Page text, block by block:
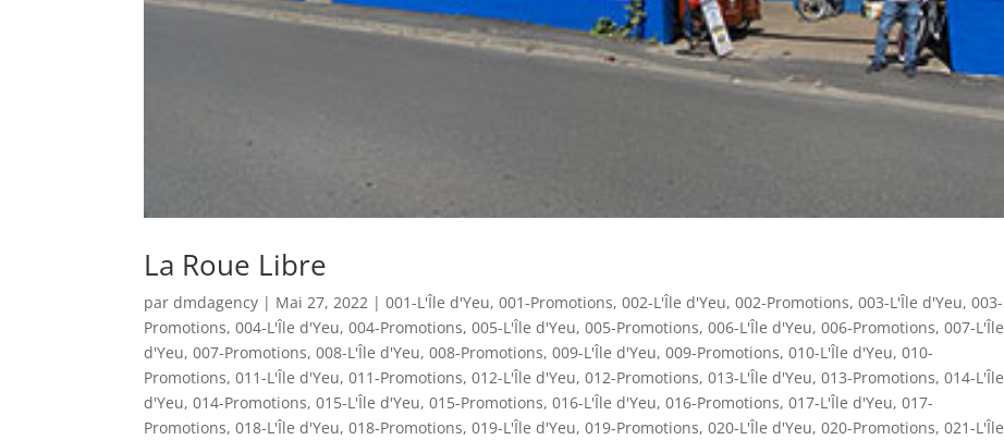
La Roue Libre
par dmdagency | Mai 27, 2022 | 001-L'Île d'Yeu, 001-Promotions, 002-L'Île d'Yeu, 002-Promotions, 003-L'Île d'Yeu, 003-
Promotions, 004-L'Île d'Yeu, 004-Promotions, 005-L'Île d'Yeu, 005-Promotions, 006-L'Île d'Yeu, 006-Promotions, 007-L'Île
d'Yeu, 007-Promotions, 008-L'Île d'Yeu, 008-Promotions, 009-L'Île d'Yeu, 009-Promotions, 010-L'Île d'Yeu, 010-
Promotions, 011-L'Île d'Yeu, 011-Promotions, 012-L'Île d'Yeu, 012-Promotions, 013-L'Île d'Yeu, 013-Promotions, 014-L'Île
d'Yeu, 014-Promotions, 015-L'Île d'Yeu, 015-Promotions, 016-L'Île d'Yeu, 016-Promotions, 017-L'Île d'Yeu, 017-
Promotions, 018-L'Île d'Yeu, 018-Promotions, 019-L'Île d'Yeu, 019-Promotions, 020-L'Île d'Yeu, 020-Promotions, 021-L'Île